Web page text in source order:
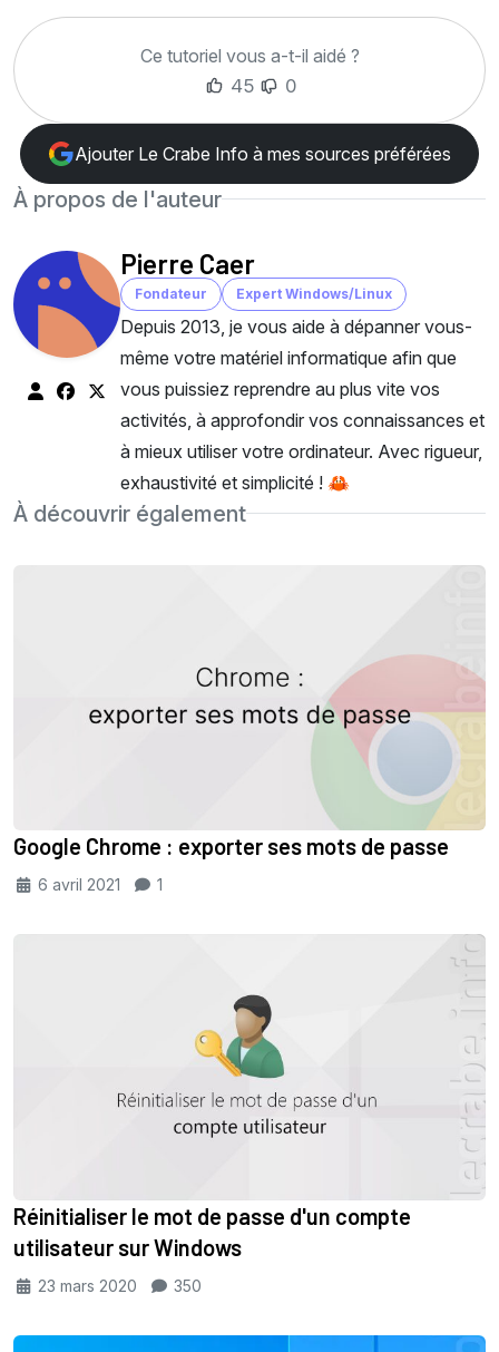
Ce tutoriel vous a-t-il aidé ?
45
0
Ajouter Le Crabe Info à mes sources préférées
À propos de l'auteur
Pierre Caer
Fondateur Expert Windows/Linux
Depuis 2013, je vous aide à dépanner vous-
même votre matériel informatique afin que
vous puissiez reprendre au plus vite vos
activités, à approfondir vos connaissances et
à mieux utiliser votre ordinateur. Avec rigueur,
exhaustivité et simplicité ! 🦀
À découvrir également
Google Chrome : exporter ses mots de passe
6 avril 2021 1
Réinitialiser le mot de passe d'un compte
utilisateur sur Windows
23 mars 2020 350